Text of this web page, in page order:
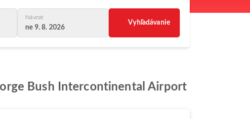
Návrat
ne 9. 8. 2026
Vyhľadávanie
Bush Intercontinental Airport